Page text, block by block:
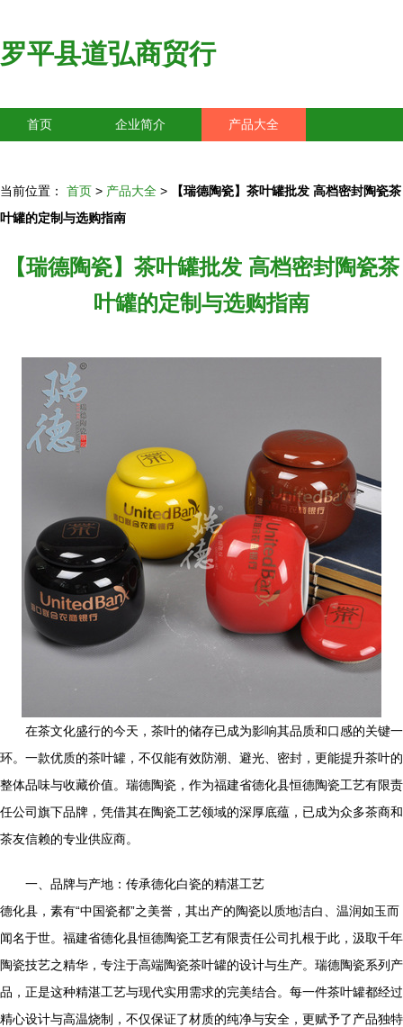
罗平县道弘商贸行
首页 企业简介 产品大全
当前位置： 首页 > 产品大全 >
【瑞德陶瓷】茶叶罐批发 高档密封陶瓷茶
叶罐的定制与选购指南
【瑞德陶瓷】茶叶罐批发 高档密封陶瓷茶
叶罐的定制与选购指南
在茶文化盛行的今天，茶叶的储存已成为影响其品质和口感的关键一
环。一款优质的茶叶罐，不仅能有效防潮、避光、密封，更能提升茶叶的
整体品味与收藏价值。瑞德陶瓷，作为福建省德化县恒德陶瓷工艺有限责
任公司旗下品牌，凭借其在陶瓷工艺领域的深厚底蕴，已成为众多茶商和
茶友信赖的专业供应商。
一、品牌与产地：传承德化白瓷的精湛工艺
德化县，素有“中国瓷都”之美誉，其出产的陶瓷以质地洁白、温润如玉而
闻名于世。福建省德化县恒德陶瓷工艺有限责任公司扎根于此，汲取千年
陶瓷技艺之精华，专注于高端陶瓷茶叶罐的设计与生产。瑞德陶瓷系列产
品，正是这种精湛工艺与现代实用需求的完美结合。每一件茶叶罐都经过
精心设计与高温烧制，不仅保证了材质的纯净与安全，更赋予了产品独特